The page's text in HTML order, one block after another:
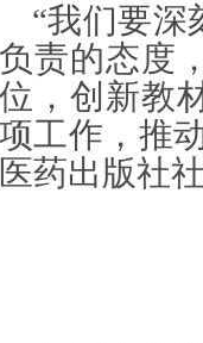
“我们要深
负责的态度
位，创新教
项工作，推
医药出版社